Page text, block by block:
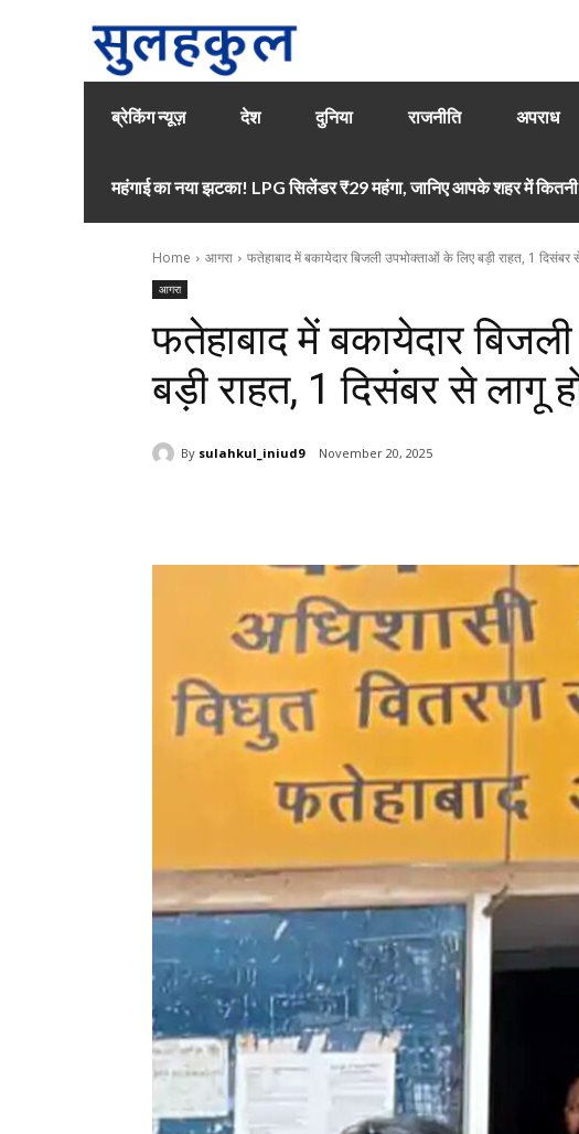
ब्रेकिंग न्यूज़ देश दुनिया राजनीति अपराध
महंगाई का नया झटका! LPG सिलेंडर ₹29 महंगा, जानिए आपके शहर में
Home आगरा फतेहाबाद में बकायेदार बिजली उपभोक्ताओं के लिए बड़ी राहत, 1 दिसंबर
आगरा
फतेहाबाद में बकायेदार
बड़ी राहत, 1 दिसंबर से लागू
By sulahkul_iniud9 November 20, 2025